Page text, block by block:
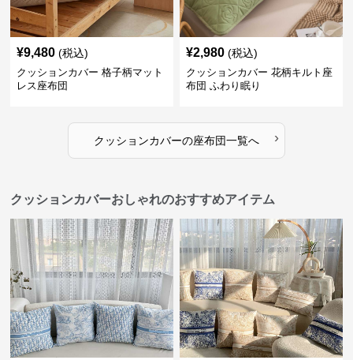
¥9,480 (税込)
クッションカバー 格子柄マット
レス座布団
¥2,980 (税込)
クッションカバー 花柄キルト座
布団 ふわり眠り
クッションカバーの座布団一覧へ ›
クッションカバーおしゃれのおすすめアイテム